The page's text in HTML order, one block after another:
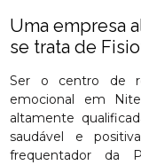
Uma empresa
se trata de
Ser o centro de
emocional em
altamente
saudável e
frequentador da